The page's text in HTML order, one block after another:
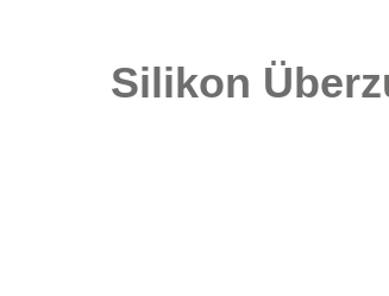
Silikon